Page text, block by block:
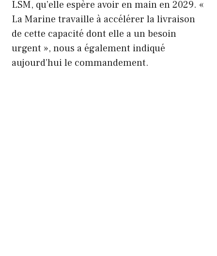
LSM, qu’elle espère avoir en main en 2029. «
La Marine travaille à accélérer la livraison
de cette capacité dont elle a un besoin
urgent », nous a également indiqué
aujourd’hui le commandement.